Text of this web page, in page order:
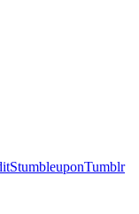
StumbleuponTumblr